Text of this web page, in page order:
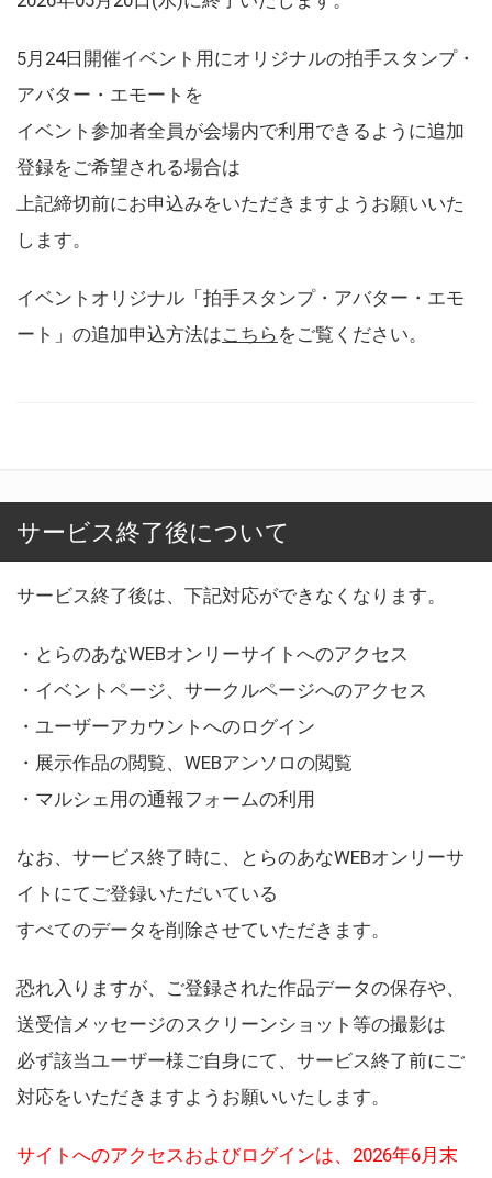
5月24日開催イベント用にオリジナルの拍手スタンプ・
アバター・エモートを
イベント参加者全員が会場内で利用できるように追加
登録をご希望される場合は
上記締切前にお申込みをいただきますようお願いいた
します。
イベントオリジナル「拍手スタンプ・アバター・エモ
ート」の追加申込方法はこちら をご覧ください。
サービス終了後について
サービス終了後は、下記対応ができなくなります。
・とらのあなWEBオンリーサイトへのアクセス
・イベントページ、サークルページへのアクセス
・ユーザーアカウントへのログイン
・展示作品の閲覧、WEBアンソロの閲覧
・マルシェ用の通報フォームの利用
なお、サービス終了時に、とらのあなWEBオンリーサ
イトにてご登録いただいている
すべてのデータを削除させていただきます。
恐れ入りますが、ご登録された作品データの保存や、
送受信メッセージのスクリーンショット等の撮影は
必ず該当ユーザー様ご自身にて、サービス終了前にご
対応をいただきますようお願いいたします。
サイトへのアクセスおよびログインは、2026年6月末